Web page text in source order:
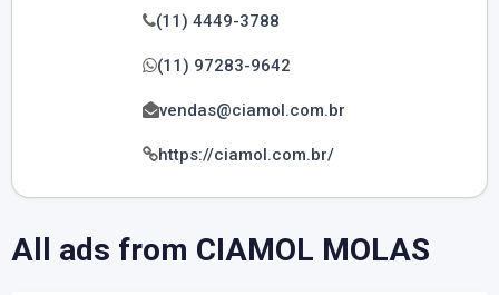
(11) 4449-3788
(11) 97283-9642
vendas@ciamol.com.br
https://ciamol.com.br/
All ads from CIAMOL MOLAS